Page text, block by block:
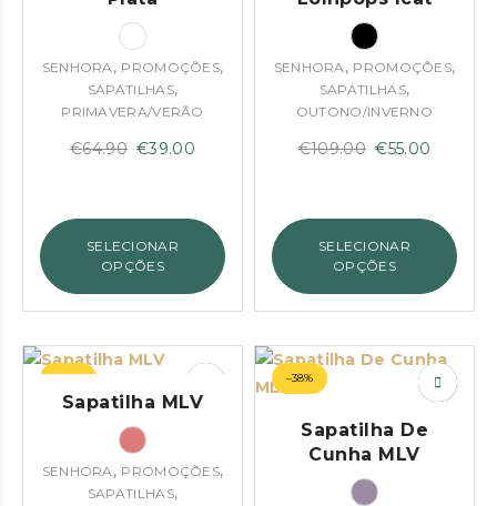
SENHORA, PROMOÇÕES,
SAPATILHAS,
PRIMAVERA/VERÃO
€64.90 O
€64.90.
€39.00
é:
€39.00.
SELECIONAR
OPÇÕES
SENHORA, PROMOÇÕES,
SAPATILHAS,
OUTONO/INVERNO
€109.00 O
€109.00.
€55.00
é:
€55.00.
SELECIONAR
OPÇÕES
–42%
Sapatilha MLV
SENHORA, PROMOÇÕES,
SAPATILHAS,
–38%
Sapatilha De
Cunha MLV